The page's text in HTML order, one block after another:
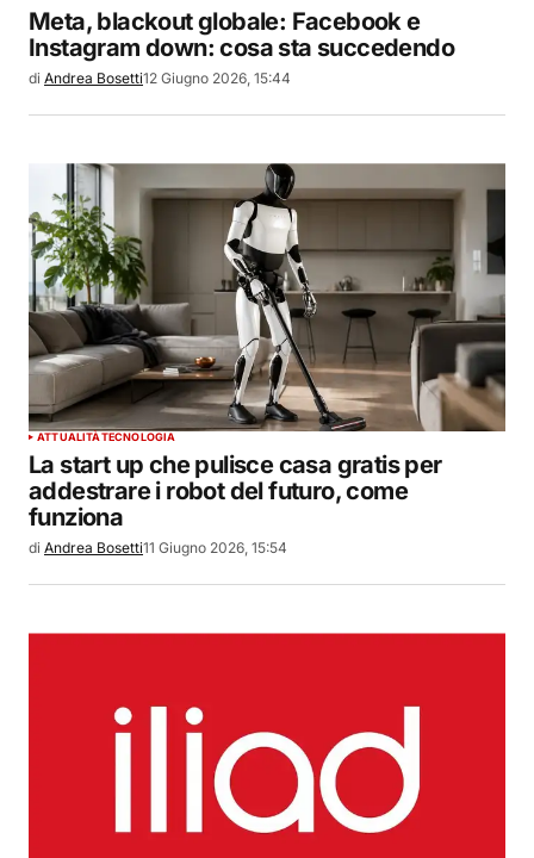
Meta, blackout globale: Facebook e
Instagram down: cosa sta succedendo
di Andrea Bosetti12 Giugno 2026, 15:44
ATTUALITÀTECNOLOGIA
La start up che pulisce casa gratis per
addestrare i robot del futuro, come
funziona
di Andrea Bosetti11 Giugno 2026, 15:54